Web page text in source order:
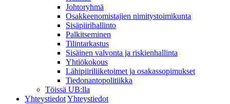
Johtoryhmä
Osakkeenomistajien nimitystoimikunta
Sisäpiirihallinto
Palkitseminen
Tilintarkastus
Sisäinen valvonta ja riskienhallinta
Yhtiökokous
Lähipiiriliiketoimet ja osakassopimukset
Tiedonantopolitiikka
Töissä UB:lla
YhteystiedotYhteystiedot